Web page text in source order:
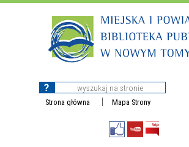
Strona główna Mapa Strony